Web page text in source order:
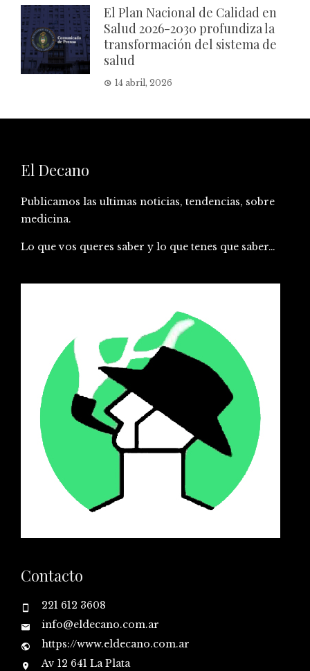
El Plan Nacional de Calidad en
Salud 2026-2030 profundiza la
transformación del sistema de
salud
14 abril, 2026
El Decano
Publicamos las ultimas noticias, tendencias, sobre
medicina.
Lo que vos queres saber y lo que tenes que saber…
Contacto
221 612 3608
info@eldecano.com.ar
https://www.eldecano.com.ar
Av 12 641 La Plata